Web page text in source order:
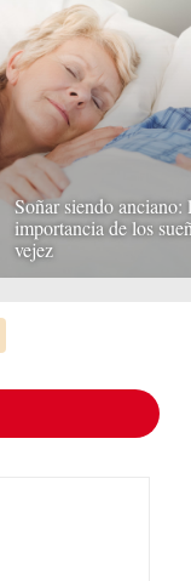
Soñar siendo anciano:
importancia de los
vejez